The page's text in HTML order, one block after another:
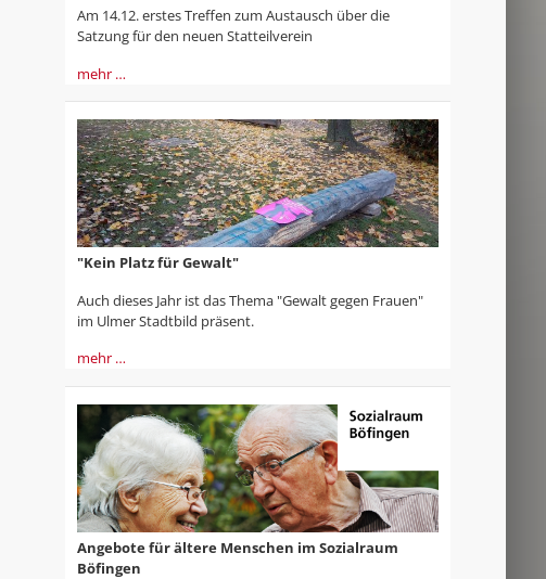
Am 14.12. erstes Treffen zum Austausch über die
Satzung für den neuen Statteilverein
mehr …
"Kein Platz für Gewalt"
Auch dieses Jahr ist das Thema "Gewalt gegen Frauen"
im Ulmer Stadtbild präsent.
mehr …
Angebote für ältere Menschen im Sozialraum
Böfingen